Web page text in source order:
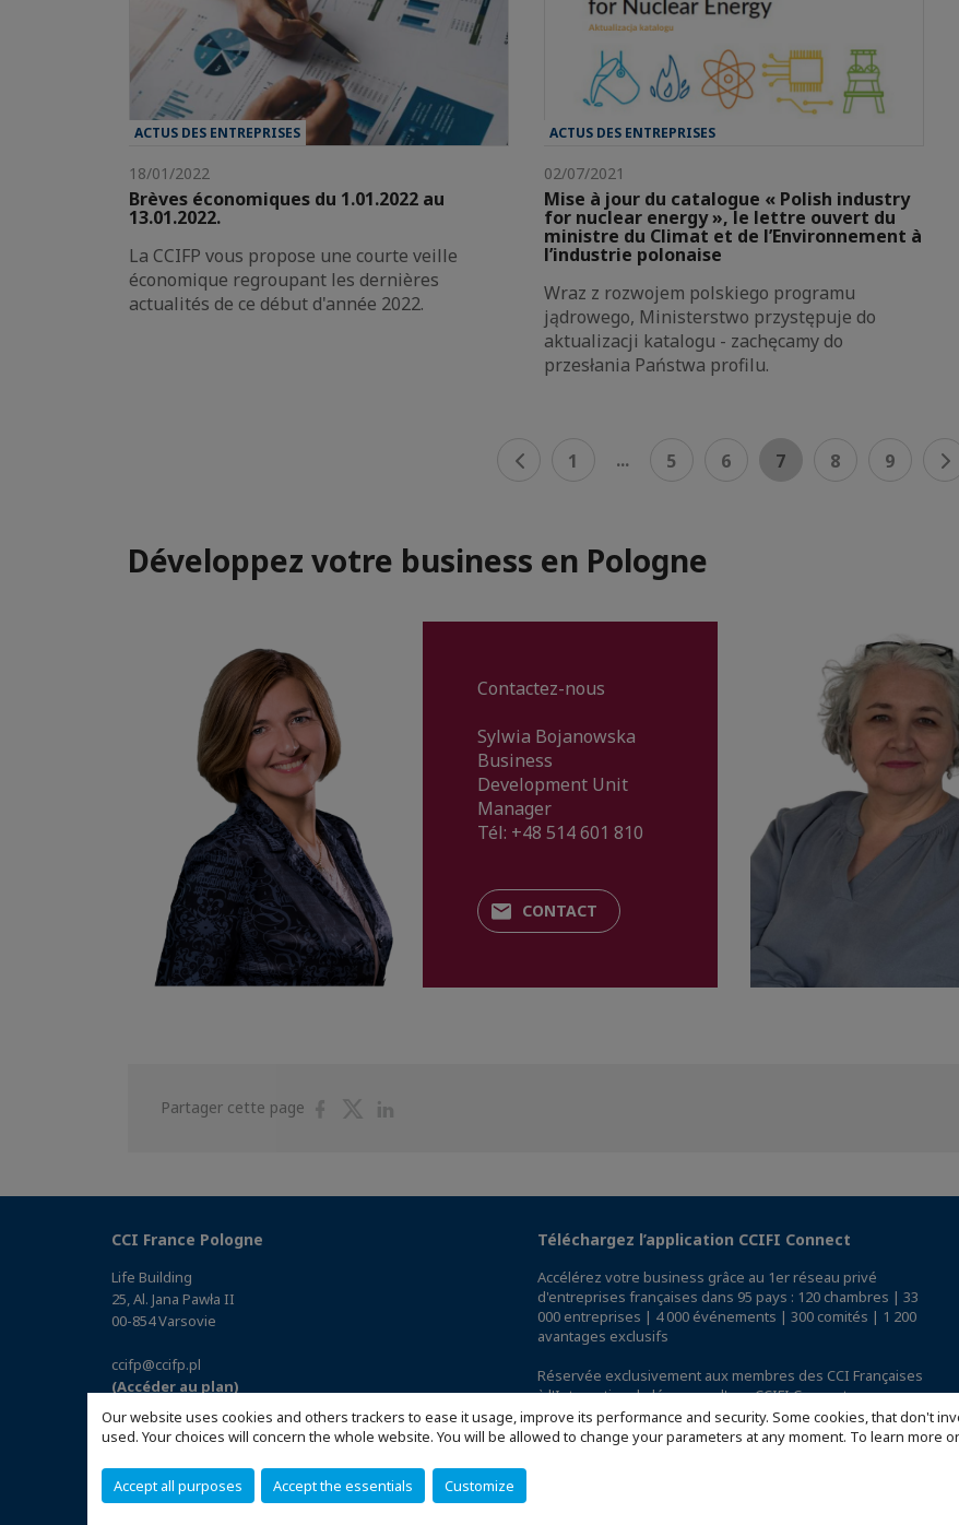
Our website uses cookies and others trackers to ease it usage, improve its performance and security. Some cookies, that don't
used. Your choices will concern the whole website. You will be allowed to change your parameters at any moment. To learn more
Accept all purposes Accept the essentials Customize
ACTUS DES ENTREPRISES
18/01/2022
Brèves économiques du 1.01.2022 au
13.01.2022.
La CCIFP vous propose une courte veille
économique regroupant les dernières
actualités de ce début d'année 2022.
ACTUS DES ENTREPRISES
02/07/2021
Mise à jour du catalogue « Polish industry
for nuclear energy », le lettre ouvert du
ministre du Climat et de l’Environnement à
l’industrie polonaise
Wraz z rozwojem polskiego programu
jądrowego, Ministerstwo przystępuje do
aktualizacji katalogu - zachęcamy do
przesłania Państwa profilu.
1 ... 5 6 7 8 9
Développez votre business en Pologne
Contactez-nous
Sylwia Bojanowska
Business
Development Unit
Manager
Tél: +48 514 601 810
CONTACT
Partager cette page
PartagerPartager
CCI France Pologne
Life Building
25, Al. Jana Pawła II
00-854 Varsovie
ccifp@ccifp.pl
(Accéder au plan)
Téléchargez l’application CCIFI Connect
Accélérez votre business grâce au 1er réseau privé
d'entreprises françaises dans 95 pays : 120 chambres | 33
000 entreprises | 4 000 événements | 300 comités | 1 200
avantages exclusifs
Réservée exclusivement aux membres des CCI Françaises
à l'International,découvrez l'app CCIFI Connect.